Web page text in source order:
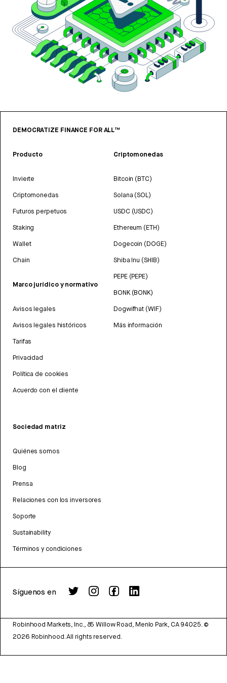
DEMOCRATIZE FINANCE FOR ALL™
Producto
Invierte
Criptomonedas
Futuros perpetuos
Staking
Wallet
Chain
Marco jurídico y normativo
Avisos legales
Avisos legales históricos
Tarifas
Privacidad
Política de cookies
Acuerdo con el cliente
Criptomonedas
Bitcoin (BTC)
Solana (SOL)
USDC (USDC)
Ethereum (ETH)
Dogecoin (DOGE)
Shiba Inu (SHIB)
PEPE (PEPE)
BONK (BONK)
Dogwifhat (WIF)
Más información
Sociedad matriz
Quiénes somos
Blog
Prensa
Relaciones con los inversores
Soporte
Sustainability
Términos y condiciones
Síguenos en
Robinhood Markets, Inc., 85 Willow Road, Menlo Park, CA 94025. ©
2026 Robinhood. All rights reserved.